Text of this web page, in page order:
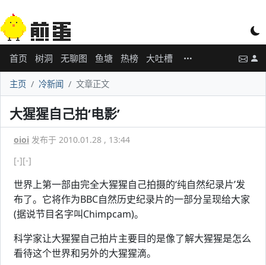
首页 树洞 无聊图 鱼塘 热榜 大吐槽
主页 冷新闻 文章正文
大猩猩自己拍‘电影’
oioi 发布于 2010.01.28 , 13:44
[-][-]
世界上第一部由完全大猩猩自己拍摄的‘纯自然纪录片’发
布了。它将作为BBC自然历史纪录片的一部分呈现给大家
(据说节目名字叫Chimpcam)。
科学家让大猩猩自己拍片主要目的是像了解大猩猩是怎么
看待这个世界和另外的大猩猩滴。